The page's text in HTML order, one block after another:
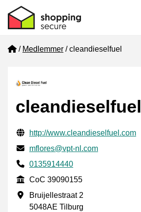
Home
Medlemmer cleandieselfuel
cleandieselfuel
Verifisert kontaktinformasjon
Website URL
http://www.cleandieselfuel.com
E-post
mflores@vpt-nl.com
Phone number
0135914440
CoC
CoC 39090155
Forretningsadresse
Bruijellestraat 2
5048AE Tilburg